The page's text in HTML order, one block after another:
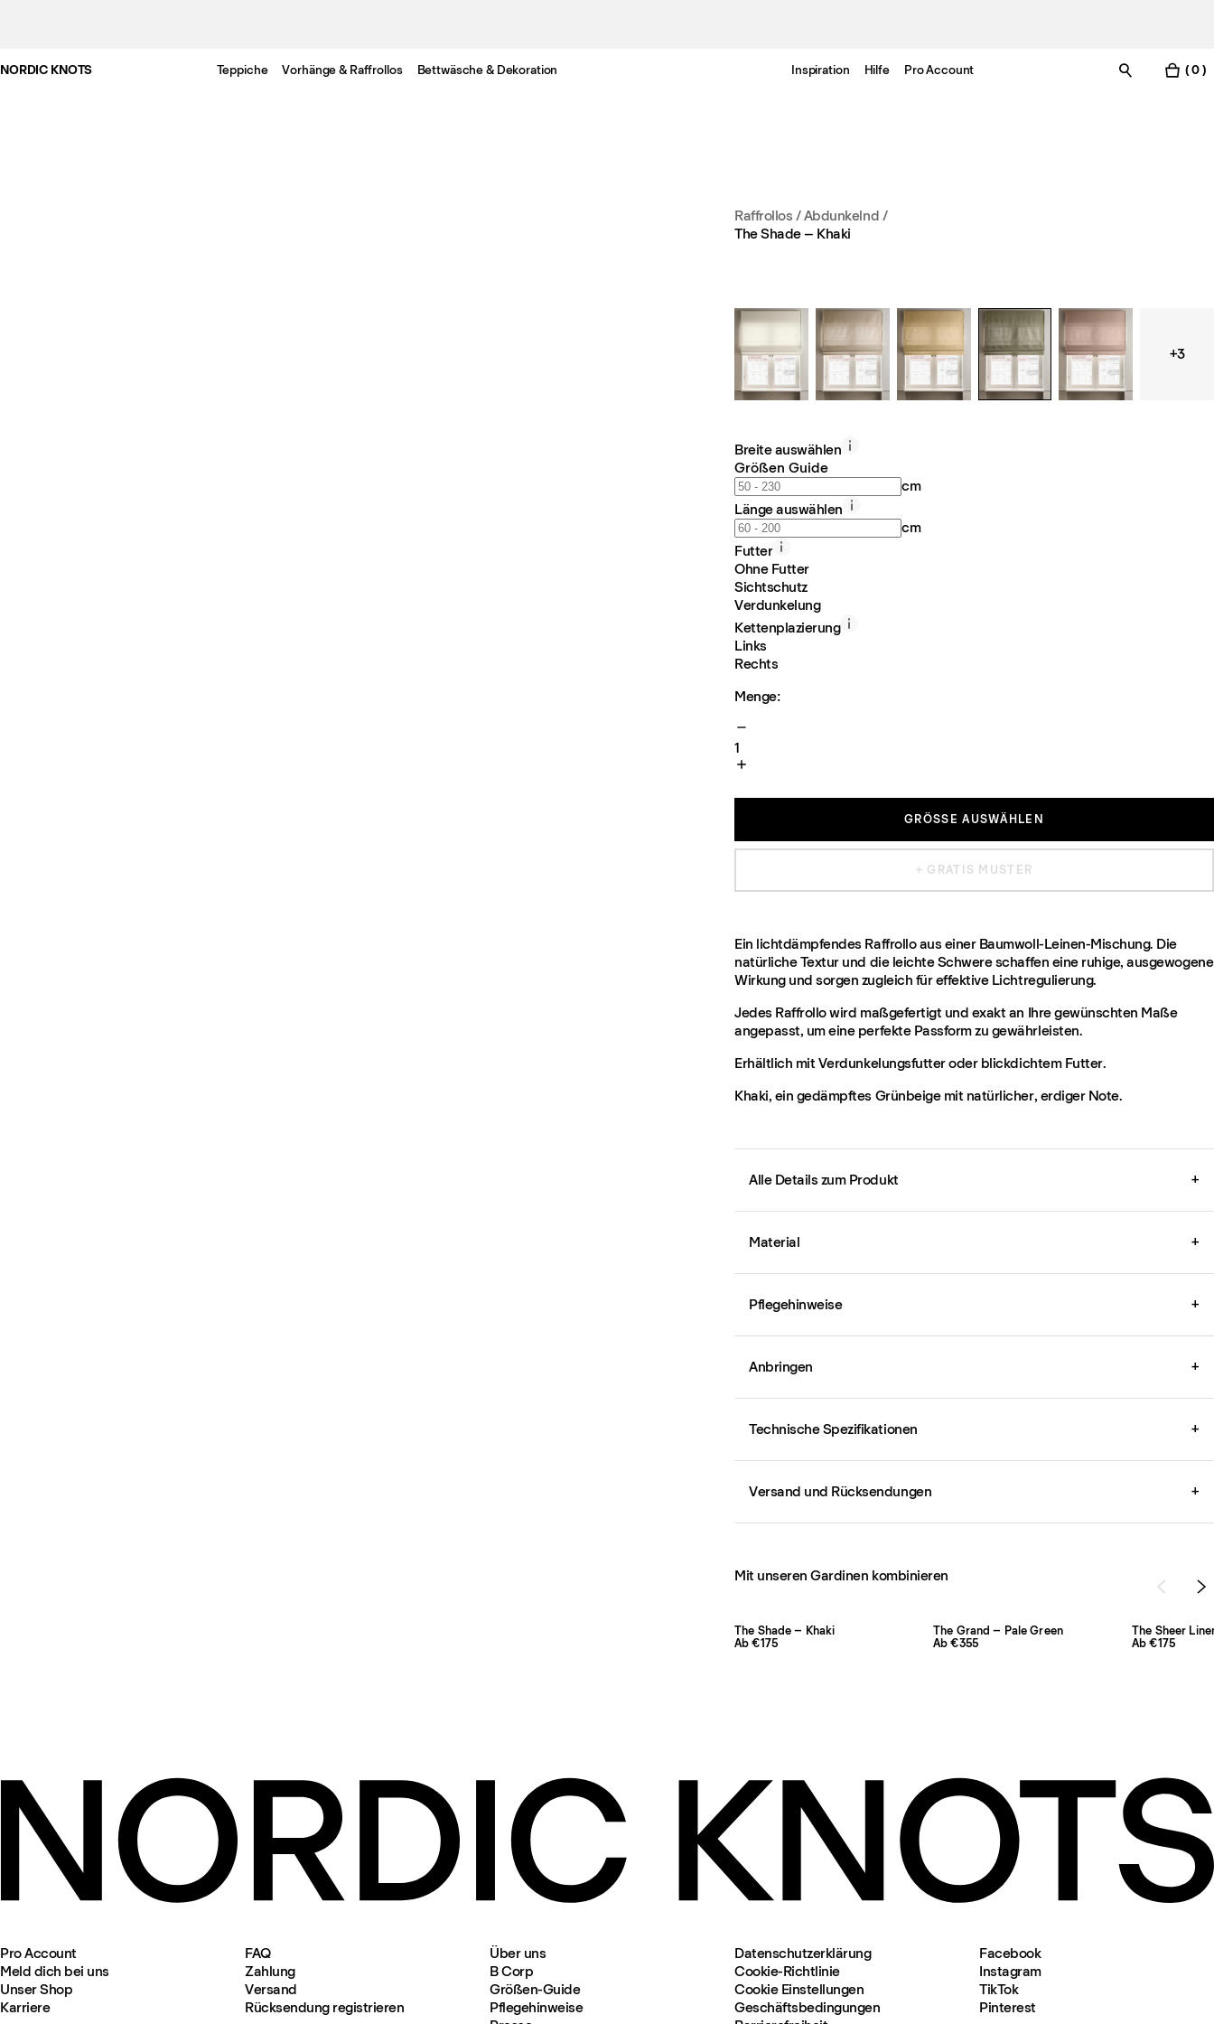
NORDIC KNOTS Teppiche Vorhänge & Raffrollos Bettwäsche & Dekoration Inspiration Hilfe Pro Account ( 0 )
Raffrollos / Abdunkelnd /
The Shade – Khaki
+3
Breite auswählen
Größen Guide
cm
Länge auswählen
cm
Futter
Ohne Futter
Sichtschutz
Verdunkelung
Kettenplazierung
Links
Rechts
Menge:
1
GRÖSSE AUSWÄHLEN
+ GRATIS MUSTER
Ein lichtdämpfendes Raffrollo aus einer Baumwoll-Leinen-Mischung. Die
natürliche Textur und die leichte Schwere schaffen eine ruhige, ausgewogene
Wirkung und sorgen zugleich für effektive Lichtregulierung.
Jedes Raffrollo wird maßgefertigt und exakt an Ihre gewünschten Maße
angepasst, um eine perfekte Passform zu gewährleisten.
Erhältlich mit Verdunkelungsfutter oder blickdichtem Futter.
Khaki, ein gedämpftes Grünbeige mit natürlicher, erdiger Note.
Alle Details zum Produkt +
Material +
Pflegehinweise +
Anbringen +
Technische Spezifikationen +
Versand und Rücksendungen +
Mit unseren Gardinen kombinieren
The Shade – Khaki
Ab €175
The Grand – Pale Green
Ab €355
The Sheer
Ab €175
Pro Account
Meld dich bei uns
Unser Shop
Karriere
FAQ
Zahlung
Versand
Rücksendung registrieren
Über uns
B Corp
Größen-Guide
Pflegehinweise
Datenschutzerklärung
Cookie-Richtlinie
Cookie Einstellungen
Geschäftsbedingungen
Facebook
Instagram
TikTok
Pinterest